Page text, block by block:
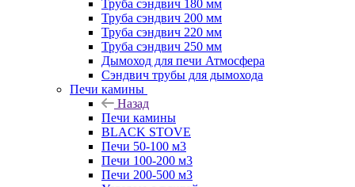
Труба сэндвич 180 мм
Труба сэндвич 200 мм
Труба сэндвич 220 мм
Труба сэндвич 250 мм
Дымоход для печи Атмосфера
Сэндвич трубы для дымохода
Печи камины
Назад
Печи камины
BLACK STOVE
Печи 50-100 м3
Печи 100-200 м3
Печи 200-500 м3